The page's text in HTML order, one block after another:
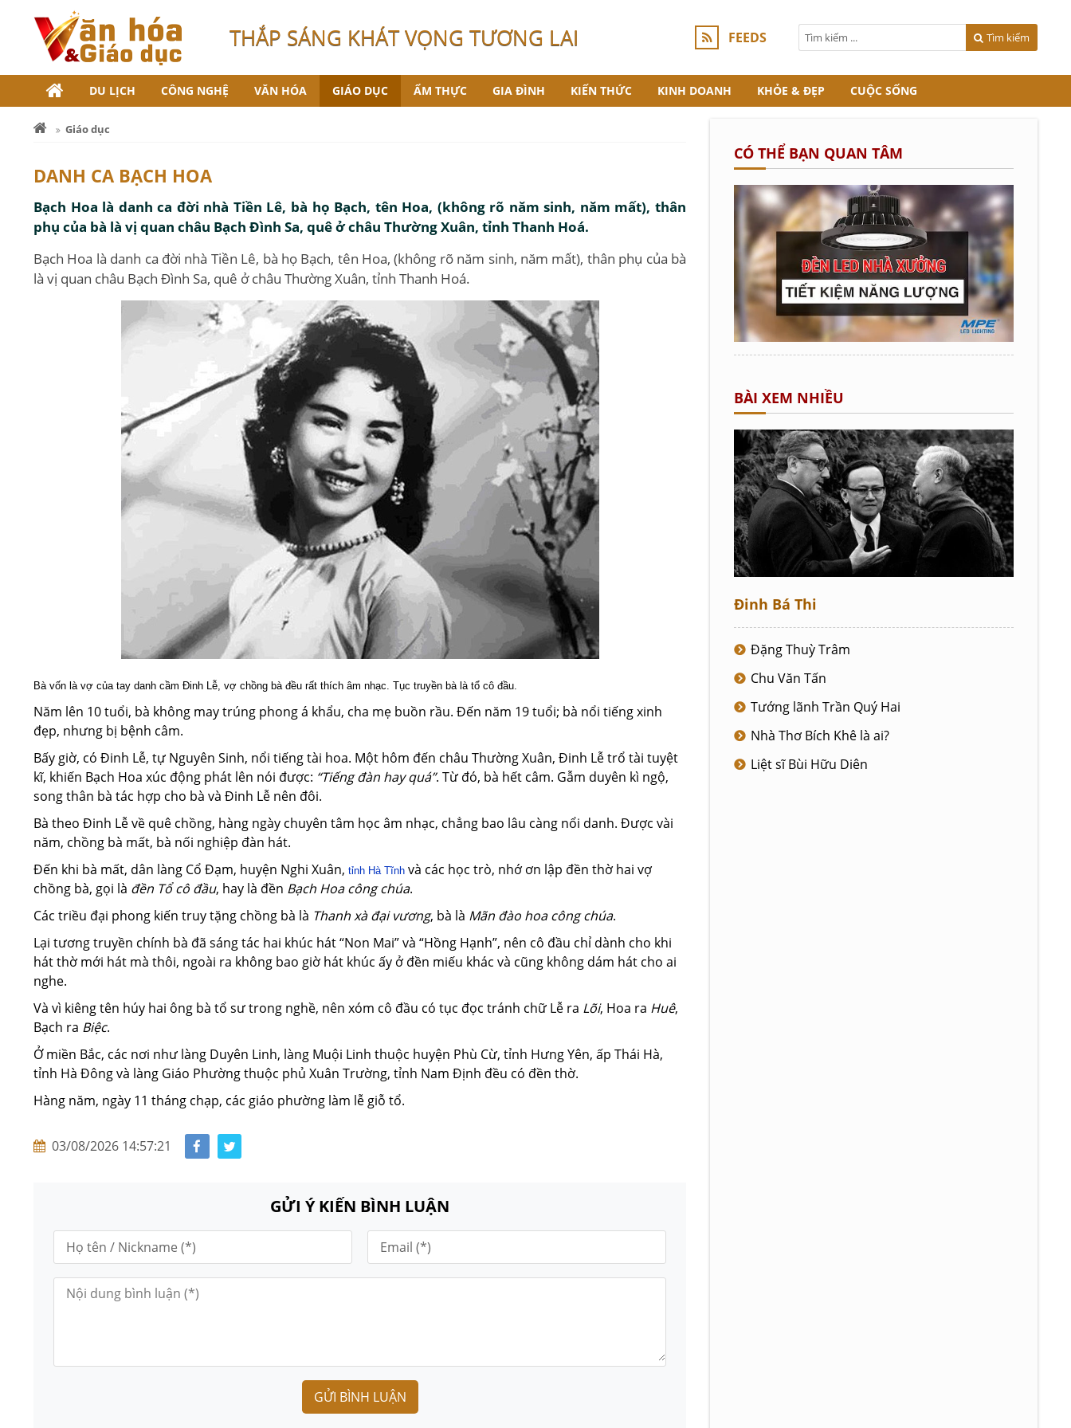
THẮP SÁNG KHÁT VỌNG TƯƠNG LAI FEEDS Tìm kiếm
DU LỊCH CÔNG NGHỆ VĂN HÓA GIÁO DỤC ẨM THỰC GIA ĐÌNH KIẾN THỨC KINH DOANH KHỎE & ĐẸP CUỘC SỐNG
Giáo dục
DANH CA BẠCH HOA
Bạch Hoa là danh ca đời nhà Tiền Lê, bà họ Bạch, tên Hoa, (không rõ năm sinh, năm mất), thân
phụ của bà là vị quan châu Bạch Đình Sa, quê ở châu Thường Xuân, tỉnh Thanh Hoá.
Bạch Hoa là danh ca đời nhà Tiền Lê, bà họ Bạch, tên Hoa, (không rõ năm sinh, năm mất), thân phụ của bà
là vị quan châu Bạch Đình Sa, quê ở châu Thường Xuân, tỉnh Thanh Hoá.
Bà vốn là vợ của tay danh cầm Đinh Lễ, vợ chồng bà đều rất thích âm nhạc. Tục truyền bà là tổ cô đầu.
Năm lên 10 tuổi, bà không may trúng phong á khẩu, cha mẹ buồn rầu. Đến năm 19 tuổi; bà nổi tiếng xinh
đẹp, nhưng bị bệnh câm.
Bấy giờ, có Đinh Lễ, tự Nguyên Sinh, nổi tiếng tài hoa. Một hôm đến châu Thường Xuân, Đinh Lễ trổ tài tuyệt
kĩ, khiến Bạch Hoa xúc động phát lên nói được: “Tiếng đàn hay quá”. Từ đó, bà hết câm. Gẫm duyên kì ngộ,
song thân bà tác hợp cho bà và Đinh Lễ nên đôi.
Bà theo Đinh Lễ về quê chồng, hàng ngày chuyên tâm học âm nhạc, chẳng bao lâu càng nổi danh. Được vài
năm, chồng bà mất, bà nối nghiệp đàn hát.
Đến khi bà mất, dân làng Cổ Đạm, huyện Nghi Xuân, tỉnh Hà Tĩnh và các học trò, nhớ ơn lập đền thờ hai vợ
chồng bà, gọi là đền Tổ cô đầu, hay là đền Bạch Hoa công chúa.
Các triều đại phong kiến truy tặng chồng bà là Thanh xà đại vương, bà là Mãn đào hoa công chúa.
Lại tương truyền chính bà đã sáng tác hai khúc hát “Non Mai” và “Hồng Hạnh”, nên cô đầu chỉ dành cho khi
hát thờ mới hát mà thôi, ngoài ra không bao giờ hát khúc ấy ở đền miếu khác và cũng không dám hát cho ai
nghe.
Và vì kiêng tên húy hai ông bà tổ sư trong nghề, nên xóm cô đầu có tục đọc tránh chữ Lễ ra Lõi, Hoa ra Huê,
Bạch ra Biệc.
Ở miền Bắc, các nơi như làng Duyên Linh, làng Muội Linh thuộc huyện Phù Cừ, tỉnh Hưng Yên, ấp Thái Hà,
tỉnh Hà Đông và làng Giáo Phường thuộc phủ Xuân Trường, tỉnh Nam Định đều có đền thờ.
Hàng năm, ngày 11 tháng chạp, các giáo phường làm lễ giỗ tổ.
03/08/2026 14:57:21
GỬI Ý KIẾN BÌNH LUẬN
GỬI BÌNH LUẬN
CÓ THỂ BẠN QUAN TÂM
BÀI XEM NHIỀU
Đinh Bá Thi
Đặng Thuỳ Trâm
Chu Văn Tấn
Tướng lãnh Trần Quý Hai
Nhà Thơ Bích Khê là ai?
Liệt sĩ Bùi Hữu Diên